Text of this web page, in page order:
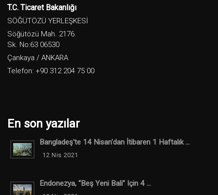
T.C. Ticaret Bakanlığı
SÖĞÜTÖZÜ YERLEŞKESİ
Söğütözü Mah. 2176.
Sk. No:63 06530
Çankaya / ANKARA
Telefon: +90 312 204 75 00
En son yazılar
Bangladeş'te 14 Nisan'dan İtibaren 1 Haftalık ...
12 Nis 2021
Endonezya, “Beş Yeni Bali” Için 4 ...